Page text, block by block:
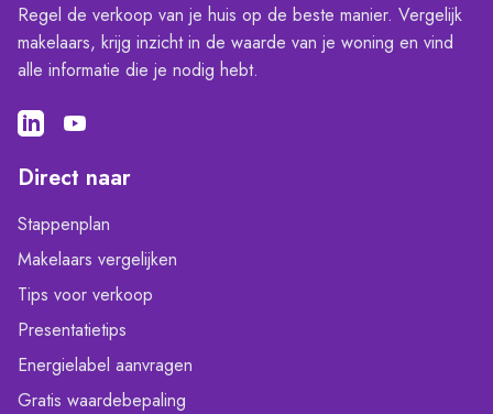
Regel de verkoop van je huis op de beste manier. Vergelijk
makelaars, krijg inzicht in de waarde van je woning en vind
alle informatie die je nodig hebt.
Direct naar
Stappenplan
Makelaars vergelijken
Tips voor verkoop
Presentatietips
Energielabel aanvragen
Gratis waardebepaling